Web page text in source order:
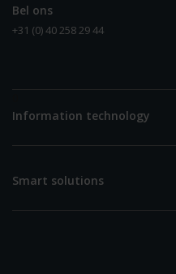
Bel ons
+31 (0) 40 258 29 44
Information technology
Smart solutions